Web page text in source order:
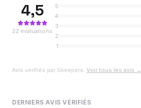
4,5
22 évaluations
5
4
3
2
1
Avis vérifiés par Skeepers. Voir tous les avis →
DERNIERS AVIS VÉRIFIÉS